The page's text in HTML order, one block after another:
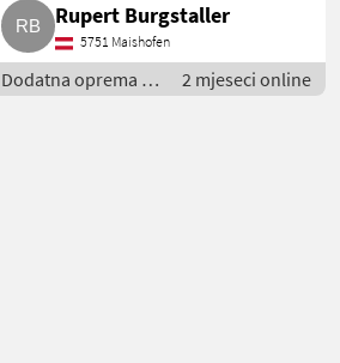
Rupert Burgstaller
5751 Maishofen
Dodatna oprema za
traktore / Plug za
2 mjeseci online